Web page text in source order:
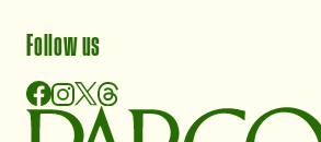
Follow us